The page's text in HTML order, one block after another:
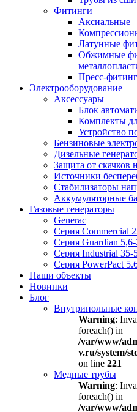
Фитинги
Аксиальные
Латунные
Обжимные
Пресс-
Электрооборудование
Аксессуары
Блок
Комплекты
Устройство
Бензиновые
Дизельные
Защита от скачков
Источники
Стабилизаторы
Аккумуляторные
Газовые генераторы
Generac
Серия Commercial
Серия Guardian
Серия Industrial 35-
Серия PowerPact
Наши объекты
Новинки
Блог
Внутрипольные
Warning:
foreach() in
/var/www/
v.ru/system/
on line 221
Медные трубы
Warning:
foreach() in
/var/www/